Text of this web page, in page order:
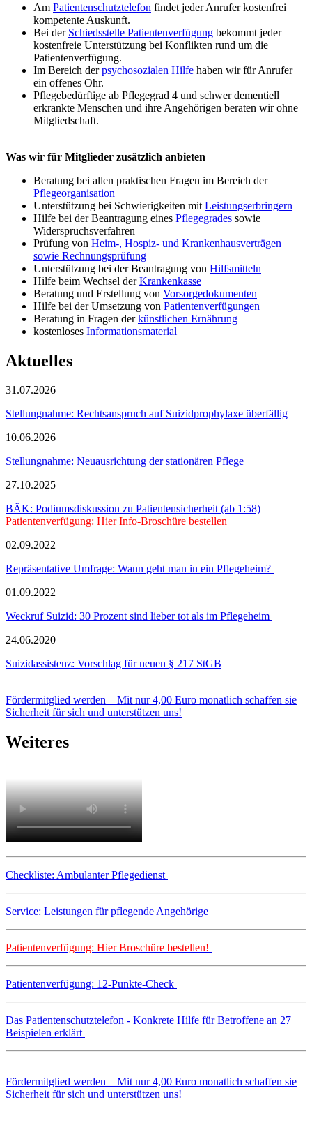
Am Patientenschutztelefon findet jeder Anrufer kostenfrei
kompetente Auskunft.
Bei der Schiedsstelle Patientenverfügung bekommt jeder
kostenfreie Unterstützung bei Konflikten rund um die
Patientenverfügung.
Im Bereich derpsychosozialen Hilfe haben wir für Anrufer
ein offenes Ohr.
Pflegebedürftige ab Pflegegrad 4 und schwer dementiell
erkrankte Menschen und ihre Angehörigen beraten wir ohne
Mitgliedschaft.
Was wir für Mitglieder zusätzlich anbieten
Beratung bei allen praktischen Fragen im Bereich der
Pflegeorganisation
Unterstützung bei Schwierigkeiten mit Leistungserbringern
Hilfe bei der Beantragung eines Pflegegrades sowie
Widerspruchsverfahren
Prüfung von Heim-, Hospiz- und Krankenhausverträgen
sowie Rechnungsprüfung
Unterstützung bei der Beantragung von Hilfsmitteln
Hilfe beim Wechsel derKrankenkasse
Beratung und Erstellung von Vorsorgedokumenten
Hilfe bei der Umsetzung von Patientenverfügungen
Beratung in Fragen derkünstlichen Ernährung
kostenloses Informationsmaterial
Aktuelles
31.07.2026
Stellungnahme: Rechtsanspruch auf Suizidprophylaxe überfällig
10.06.2026
Stellungnahme: Neuausrichtung der stationären Pflege
27.10.2025
BÄK: Podiumsdiskussion zu Patientensicherheit (ab 1:58)
Patientenverfügung: Hier Info-Broschüre bestellen
02.09.2022
Repräsentative Umfrage: Wann geht man in ein Pflegeheim?
01.09.2022
Weckruf Suizid: 30 Prozent sind lieber tot als im Pflegeheim
24.06.2020
Suizidassistenz: Vorschlag für neuen § 217 StGB
Fördermitglied werden – Mit nur 4,00 Euro monatlich schaffen sie
Sicherheit für sich und unterstützen uns!
Weiteres
Checkliste: Ambulanter Pflegedienst
Service: Leistungen für pflegende Angehörige
Patientenverfügung: Hier Broschüre bestellen!
Patientenverfügung: 12-Punkte-Check
Das Patientenschutztelefon - Konkrete Hilfe für Betroffene an 27
Beispielen erklärt
Fördermitglied werden – Mit nur 4,00 Euro monatlich schaffen sie
Sicherheit für sich und unterstützen uns!